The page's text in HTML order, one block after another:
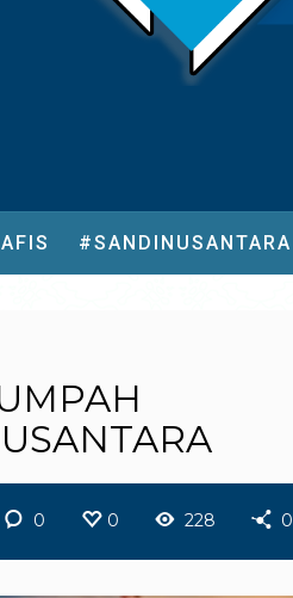
#SANDINUSANTARA
0 0 228 0